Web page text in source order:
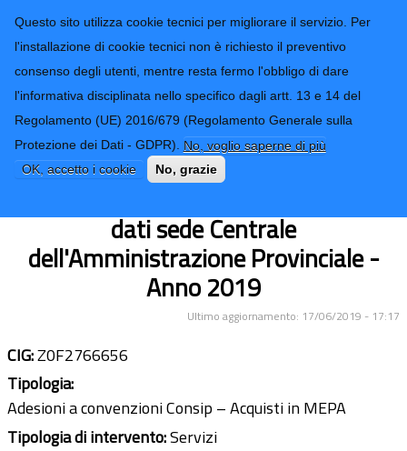
Questo sito utilizza cookie tecnici per migliorare il servizio. Per
l'installazione di cookie tecnici non è richiesto il preventivo
consenso degli utenti, mentre resta fermo l'obbligo di dare
l'informativa disciplinata nello specifico dagli artt. 13 e 14 del
Regolamento (UE) 2016/679 (Regolamento Generale sulla
Protezione dei Dati - GDPR). No, voglio saperne di più
OK, accetto i cookie
No, grazie
Provincia di
Imperia
CONTATTI-URP
TRASPARENZA
Form di ricerca
Licenza d'uso software sistema
firewall marca Fortinet modello
dati sede Centrale
dell'Amministrazione Provinciale -
Anno 2019
Ultimo aggiornamento: 17/06/2019 - 17:17
CIG:Z0F2766656
Tipologia:
Adesioni a convenzioni Consip – Acquisti in MEPA
Tipologia di intervento:Servizi